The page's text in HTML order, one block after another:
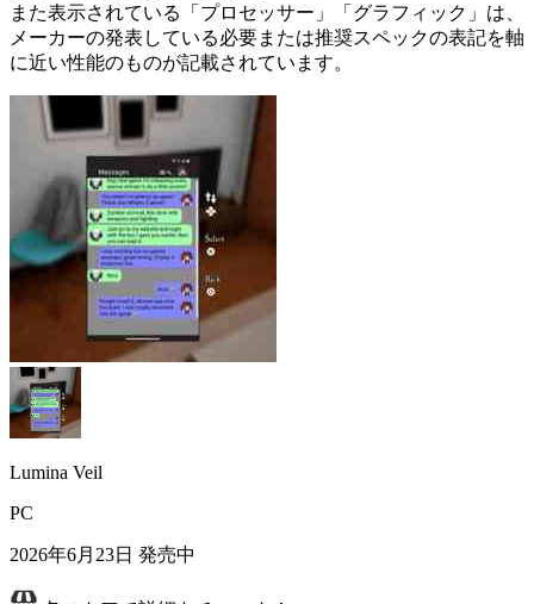
また表示されている「プロセッサー」「グラフィック」は、
メーカーの発表している必要または推奨スペックの表記を軸
に近い性能のものが記載されています。
Lumina Veil
PC
2026年6月23日 発売中